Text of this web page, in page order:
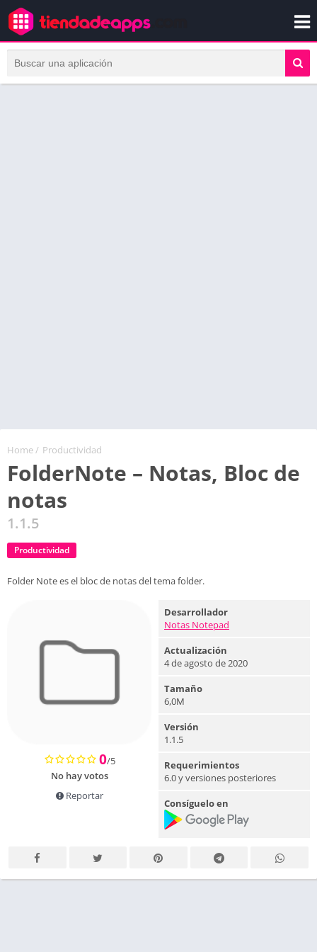
Home/ Productividad
FolderNote – Notas, Bloc de
notas
1.1.5
Productividad
Folder Note es el bloc de notas del tema folder.
0/5
No hay votos
Reportar
Desarrollador
Notas Notepad
Actualización
4 de agosto de 2020
Tamaño
6,0M
Versión
1.1.5
Requerimientos
6.0 y versiones posteriores
Consíguelo en